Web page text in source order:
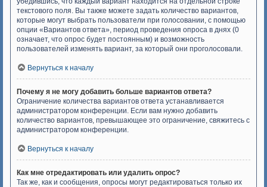
текстового поля. Вы также можете задать количество вариантов,
которые могут выбрать пользователи при голосовании, с помощью
опции «Вариантов ответа», период проведения опроса в днях (0
означает, что опрос будет постоянным) и возможность
пользователей изменять вариант, за который они проголосовали.
Вернуться к началу
Почему я не могу добавить больше вариантов ответа?
Ограничение количества вариантов ответа устанавливается
администратором конференции. Если вам нужно добавить
количество вариантов, превышающее это ограничение, свяжитесь с
администратором конференции.
Вернуться к началу
Как мне отредактировать или удалить опрос?
Так же, как и сообщения, опросы могут редактироваться только их